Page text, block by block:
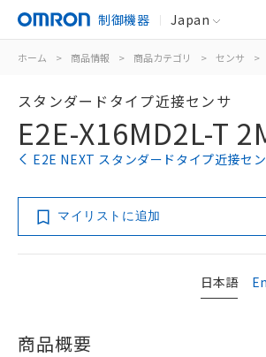
制御機器 Japan
ホーム > 商品情報 > 商品カテゴリ > センサ >
スタンダードタイプ近接センサ
E2E-X16MD2L-T
E2E NEXT スタンダードタイプ近接セ
マイリストに追加
日本語
商品概要